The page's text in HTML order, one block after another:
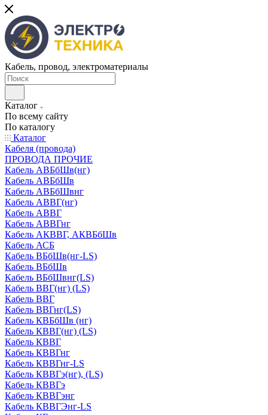
Кабель, провод, электроматериалы
Каталог
По всему сайту
По каталогу
Каталог
Кабеля (провода)
ПРОВОДА ПРОЧИЕ
Кабель АВБбШв(нг)
Кабель АВБбШв
Кабель АВБбШвнг
Кабель АВВГ(нг)
Кабель АВВГ
Кабель АВВГнг
Кабель АКВВГ, АКВБбШв
Кабель АСБ
Кабель ВБбШв(нг-LS)
Кабель ВБбШв
Кабель ВБбШвнг(LS)
Кабель ВВГ(нг) (LS)
Кабель ВВГ
Кабель ВВГнг(LS)
Кабель КВБбШв (нг)
Кабель КВВГ(нг) (LS)
Кабель КВВГ
Кабель КВВГнг
Кабель КВВГнг-LS
Кабель КВВГэ(нг), (LS)
Кабель КВВГэ
Кабель КВВГэнг
Кабель КВВГЭнг-LS